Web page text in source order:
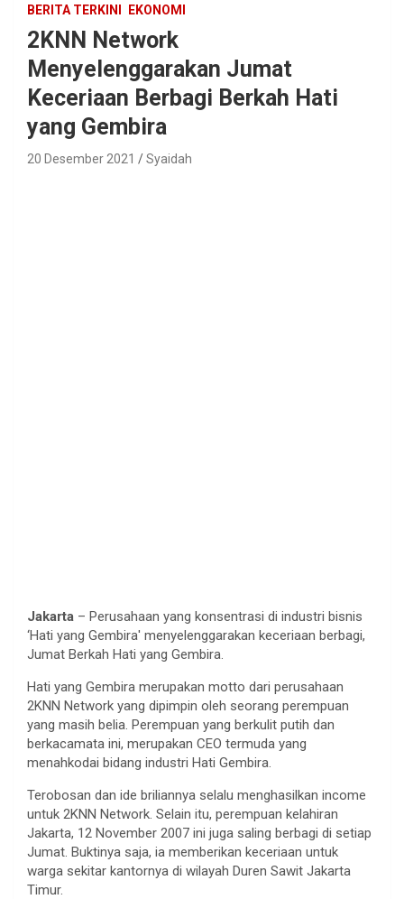
BERITA TERKINI EKONOMI
2KNN Network
Menyelenggarakan Jumat
Keceriaan Berbagi Berkah Hati
yang Gembira
20 Desember 2021 Syaidah
Jakarta – Perusahaan yang konsentrasi di industri bisnis
‘Hati yang Gembira' menyelenggarakan keceriaan berbagi,
Jumat Berkah Hati yang Gembira.
Hati yang Gembira merupakan motto dari perusahaan
2KNN Network yang dipimpin oleh seorang perempuan
yang masih belia. Perempuan yang berkulit putih dan
berkacamata ini, merupakan CEO termuda yang
menahkodai bidang industri Hati Gembira.
Terobosan dan ide briliannya selalu menghasilkan income
untuk 2KNN Network. Selain itu, perempuan kelahiran
Jakarta, 12 November 2007 ini juga saling berbagi di setiap
Jumat. Buktinya saja, ia memberikan keceriaan untuk
warga sekitar kantornya di wilayah Duren Sawit Jakarta
Timur.